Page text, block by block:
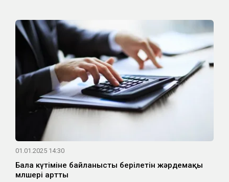
01.01.2025 14:30
Бала күтіміне байланысты берілетін жәрдемақы
мөлшері артты